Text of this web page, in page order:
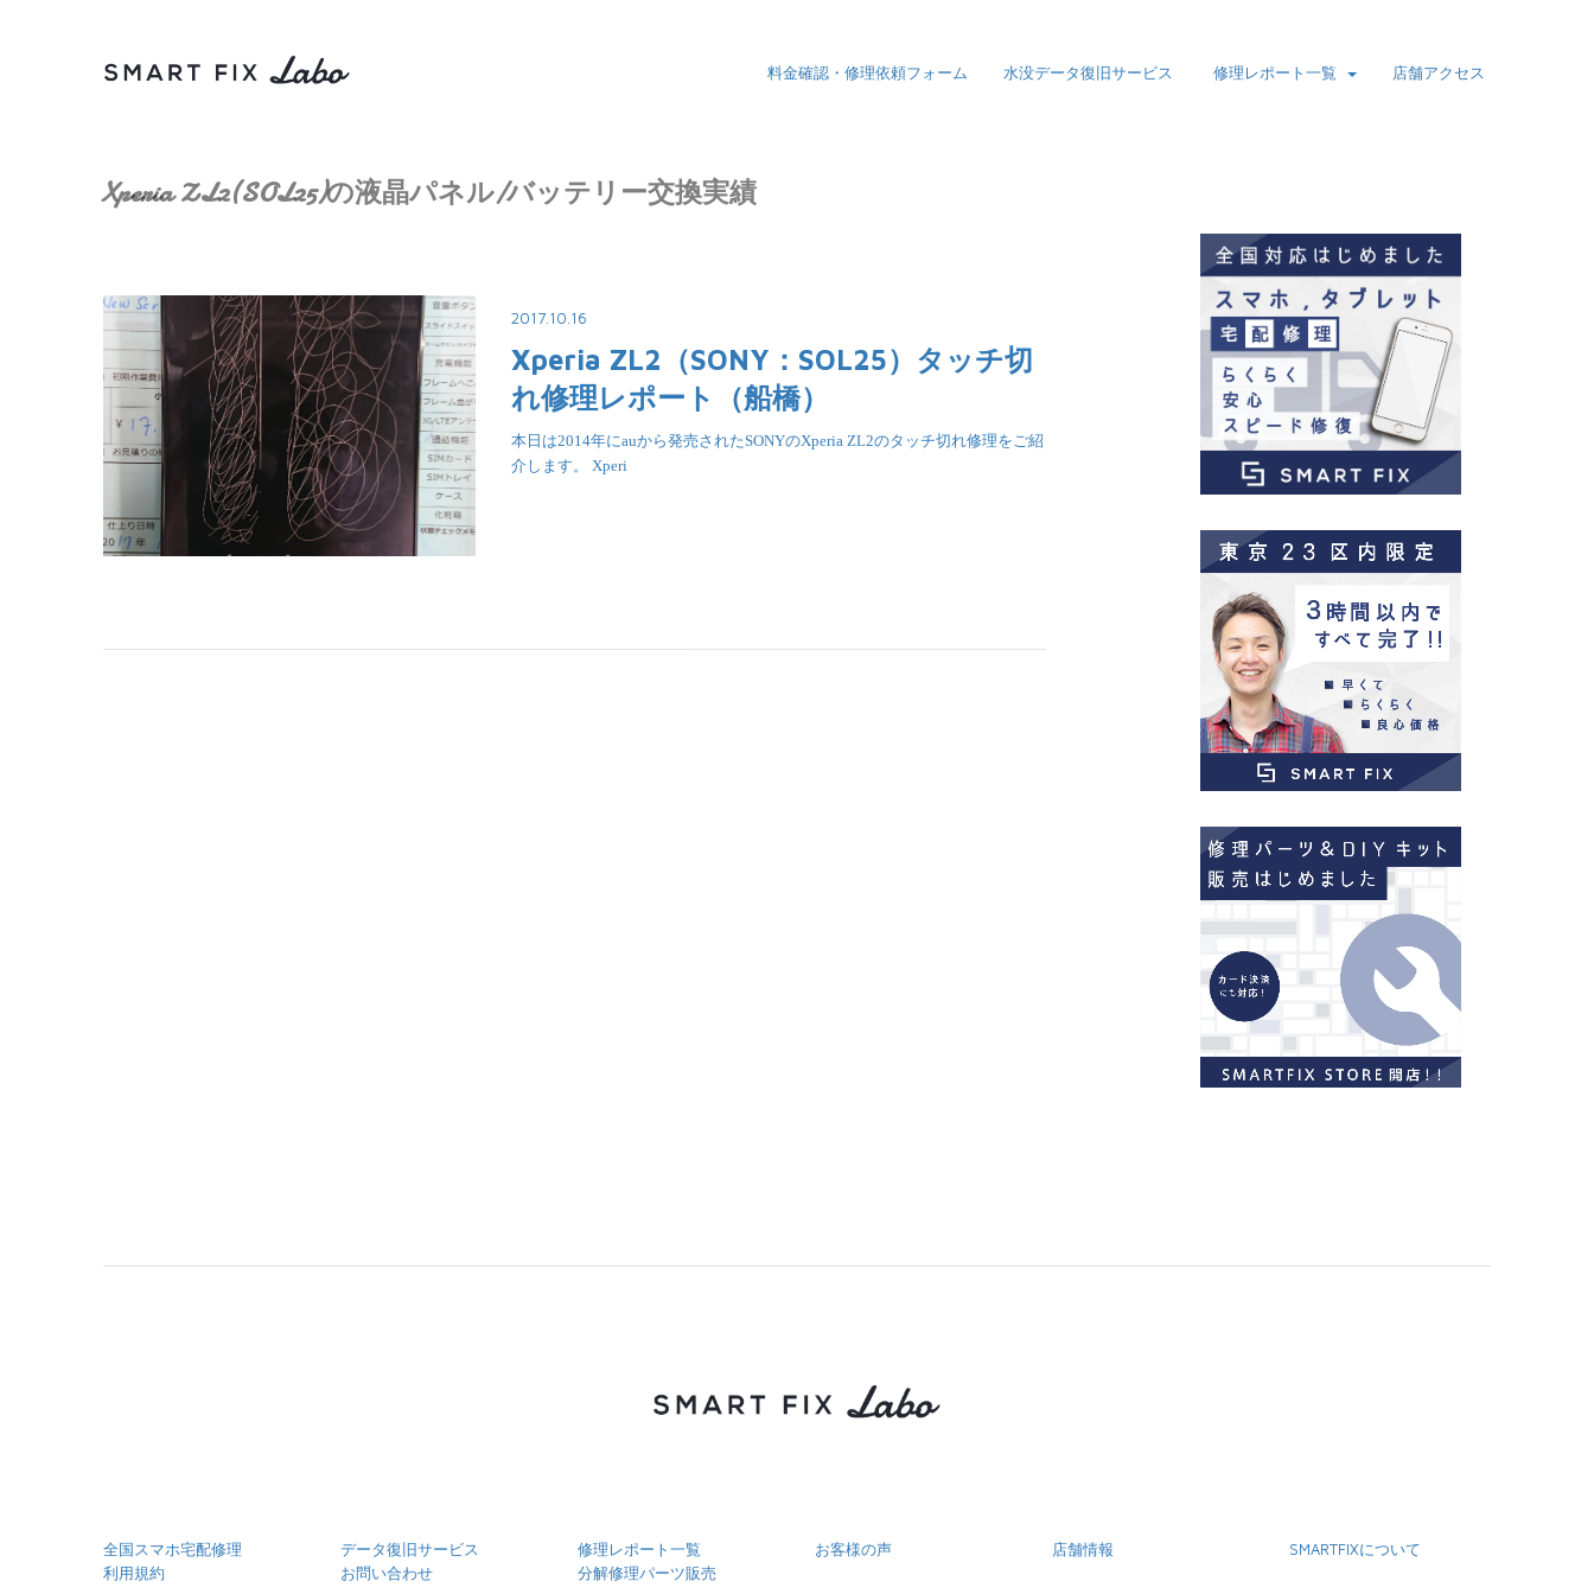
料金確認・修理依頼フォーム 水没データ復旧サービス 修理レポート一覧 店舗アクセス
Xperia ZL2(SOL25)の液晶パネル/バッテリー交換実績
2017.10.16
Xperia ZL2（SONY：SOL25）タッチ切
れ修理レポート（船橋）
本日は2014年にauから発売されたSONYのXperia ZL2のタッチ切れ修理をご紹
介します。 Xperi
全国スマホ宅配修理 データ復旧サービス 修理レポート一覧 お客様の声 店舗情報
SMARTFIXについて
利用規約
お問い合わせ 分解修理パーツ販売